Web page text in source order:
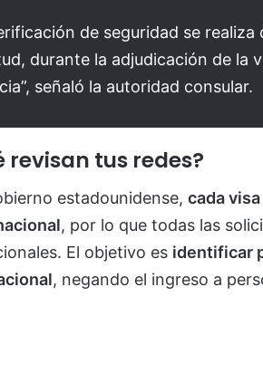
de seguridad se
durante la adjudicación de la
señaló la autoridad consular.
revisan tus redes?
estadounidense, cada
, por lo que todas las
El objetivo es identificar
, negando el ingreso a